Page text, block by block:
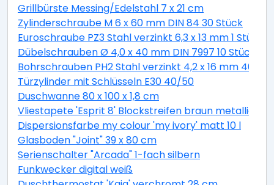
Grillbürste Messing/Edelstahl 7 x 21 cm
Zylinderschraube M 6 x 60 mm DIN 84 30 Stück
Euroschraube PZ3 Stahl verzinkt 6,3 x 13 mm 1 Stück
Dübelschrauben Ø 4,0 x 40 mm DIN 7997 10 Stück
Bohrschrauben PH2 Stahl verzinkt 4,2 x 16 mm 40
Türzylinder mit Schlüsseln E30 40/50
Duschwanne 80 x 100 x 1,8 cm
Vliestapete 'Esprit 8' Blockstreifen braun metallic
Dispersionsfarbe my colour 'my ivory' matt 10 l
Glasboden "Joint" 39 x 80 cm
Serienschalter "Arcada" 1-fach silbern
Funkwecker digital weiß